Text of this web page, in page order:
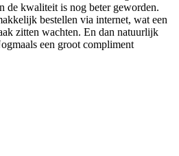
de kwaliteit is nog beter geworden.
bestellen via internet, wat een
zitten wachten. En dan natuurlijk
een groot compliment